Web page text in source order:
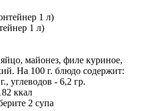
1 л)
майонез, филе куриное,
На 100 г. блюдо содержит:
углеводов - 6,2 гр.
ккал
2 супа